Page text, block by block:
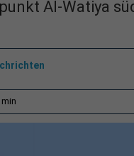
Al-Watiya
min